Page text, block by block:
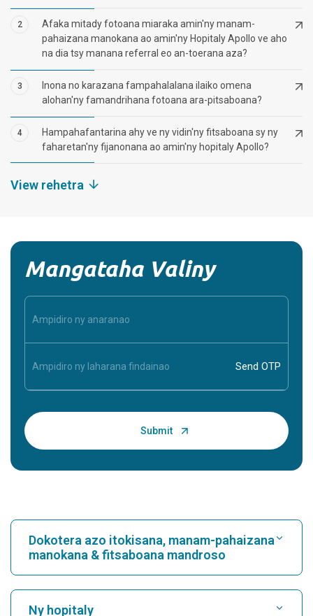
2
Afaka mitady fotoana miaraka amin'ny manam-
pahaizana manokana ao amin'ny Hopitaly Apollo ve aho
na dia tsy manana referral eo an-toerana aza?
3
Inona no karazana fampahalalana ilaiko omena
alohan'ny famandrihana fotoana ara-pitsaboana?
4
Hampahafantarina ahy ve ny vidin'ny fitsaboana sy ny
faharetan'ny fijanonana ao amin'ny hopitaly Apollo?
View rehetra
Mangataha Valiny
Dokotera azo itokisana, manam-pahaizana
manokana & fitsaboana mandroso
Mitadiava hopitaly
Ny hopitaly